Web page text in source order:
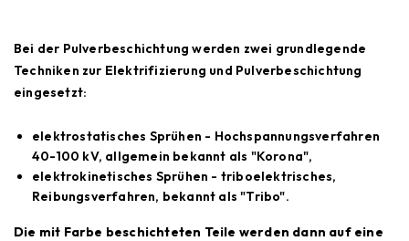
Bei der Pulverbeschichtung werden zwei grundlegende
Techniken zur Elektrifizierung und Pulverbeschichtung
eingesetzt:
elektrostatisches Sprühen - Hochspannungsverfahren
40-100 kV, allgemein bekannt als "Korona",
elektrokinetisches Sprühen - triboelektrisches,
Reibungsverfahren, bekannt als "Tribo".
Die mit Farbe beschichteten Teile werden dann auf eine